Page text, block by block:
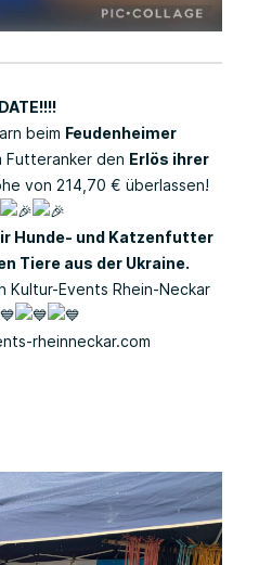
beim Feudenheimer
Futteranker den Erlös ihrer
von 214,70 € überlassen!
Hunde- und Katzenfutter
Tiere aus der Ukraine.
Kultur-Events Rhein-Neckar
rheinneckar.com